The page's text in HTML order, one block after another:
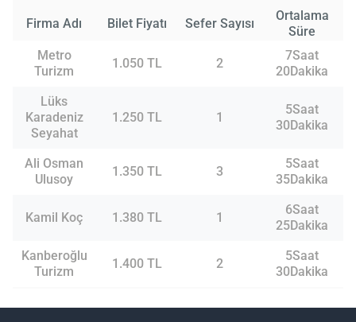
Firma Adı Bilet Fiyatı Sefer Sayısı
Ortalama
Süre
Metro
Turizm
1.050 TL 2
7Saat
20Dakika
Lüks
Karadeniz
Seyahat
1.250 TL 1
5Saat
30Dakika
Ali Osman
Ulusoy
1.350 TL 3
5Saat
35Dakika
Kamil Koç 1.380 TL 1
6Saat
25Dakika
Kanberoğlu
Turizm
1.400 TL 2
5Saat
30Dakika